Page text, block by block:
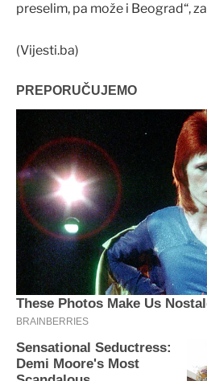
preselim, pa može i Beograd“,
(Vijesti.ba)